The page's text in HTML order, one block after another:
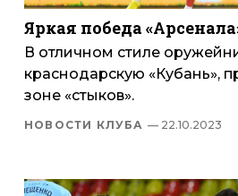
Яркая победа
В отличном стиле
краснодарскую «Кубань»,
зоне «стыков».
НОВОСТИ КЛУБА — 22.10.2023